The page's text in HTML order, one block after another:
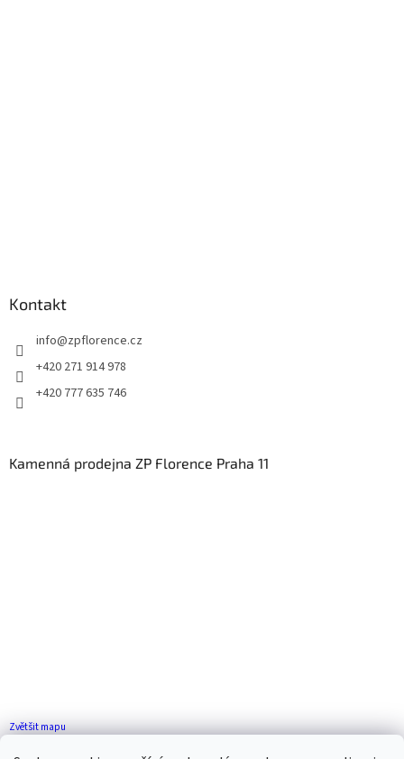
Kontakt
info@zpflorence.cz
+420 271 914 978
+420 777 635 746
Kamenná prodejna ZP Florence Praha 11
Zvětšit mapu